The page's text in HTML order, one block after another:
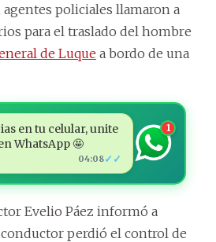
policiales llamaron a
para el traslado del hombre
de Luque a bordo de una
en tu celular, unite
WhatsApp 🤩
04:08✓✓
1
Evelio Páez informó a
perdió el control de